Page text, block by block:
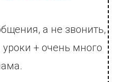
а не звонить,
уроки + очень много